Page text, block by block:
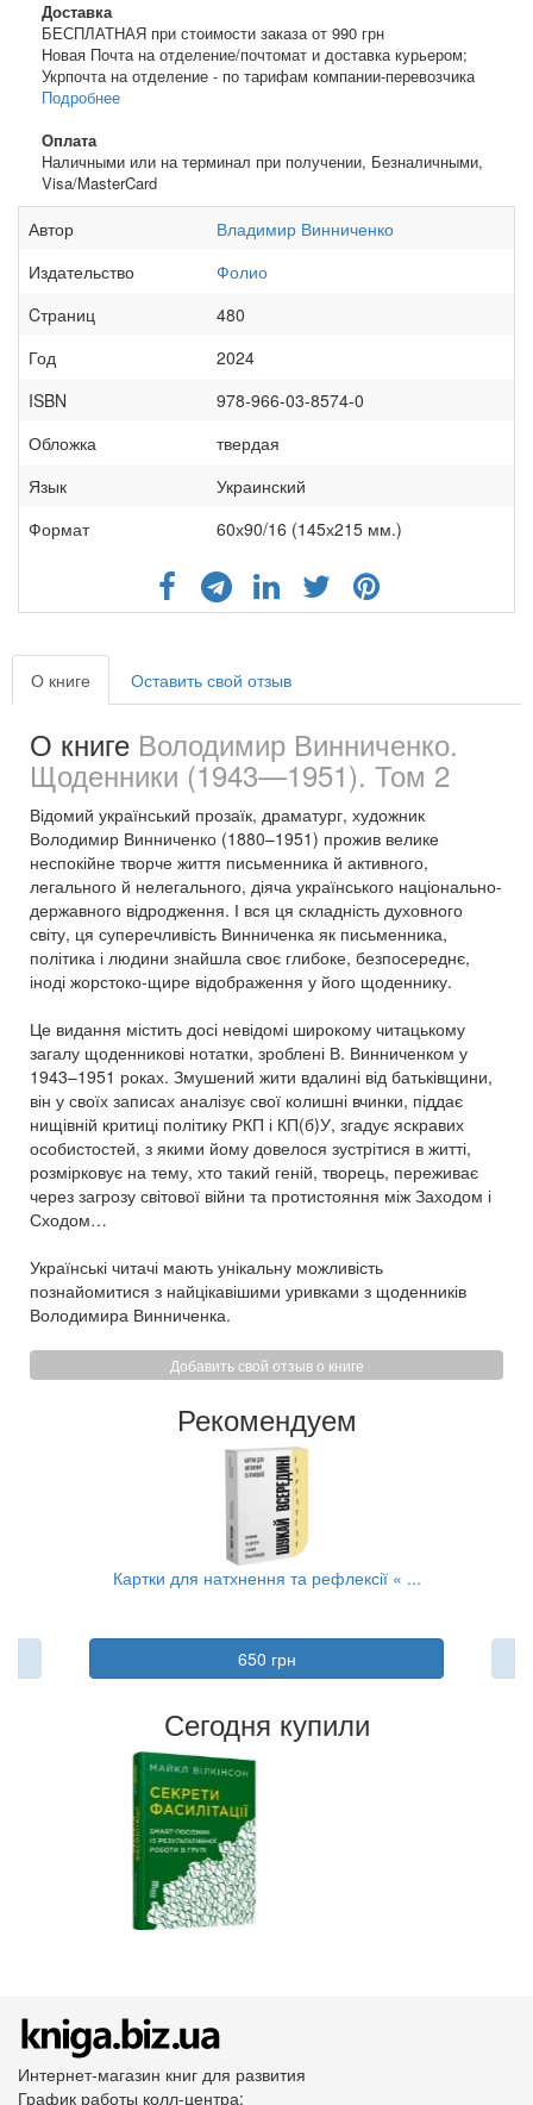
Доставка
БЕСПЛАТНАЯ при стоимости заказа от 990 грн
Новая Почта на отделение/почтомат и доставка курьером;
Укрпочта на отделение - по тарифам компании-перевозчика
Подробнее
Оплата
Наличными или на терминал при получении, Безналичными,
Visa/MasterCard
Автор
Владимир Винниченко
Издательство
Фолио
Cтраниц
480
Год
2024
ISBN
978-966-03-8574-0
Обложка
твердая
Язык
Украинский
Формат
60х90/16 (145х215 мм.)
О книге Оставить свой отзыв
О книге Володимир Винниченко.
Щоденники (1943—1951). Том 2
Відомий український прозаїк, драматург, художник
Володимир Винниченко (1880–1951) прожив велике
неспокійне творче життя письменника й активного,
легального й нелегального, діяча українського національно-
державного відродження. І вся ця складність духовного
світу, ця суперечливість Винниченка як письменника,
політика і людини знайшла своє глибоке, безпосереднє,
іноді жорстоко-щире відображення у його щоденнику.
Це видання містить досі невідомі широкому читацькому
загалу щоденникові нотатки, зроблені В. Винниченком у
1943–1951 роках. Змушений жити вдалині від батьківщини,
він у своїх записах аналізує свої колишні вчинки, піддає
нищівній критиці політику РКП і КП(б)У, згадує яскравих
особистостей, з якими йому довелося зустрітися в житті,
розмірковує на тему, хто такий геній, творець, переживає
через загрозу світової війни та протистояння між Заходом і
Сходом…
Українські читачі мають унікальну можливість
познайомитися з найцікавішими уривками з щоденників
Володимира Винниченка.
Добавить свой отзыв о книге
Рекомендуем
Картки для натхнення та рефлексії « ...
650 грн
Сегодня купили
Интернет-магазин книг для развития
График работы колл-центра: